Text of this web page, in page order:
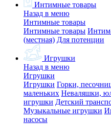
Интимные товары
Назад в меню
Интимные товары
Интимные товары
(местная) Для потенции
Игрушки
Назад в меню
Игрушки
Игрушки Горки,
маленьких Неваляшки,
игрушки Детский
Музыкальные игрушки
насосы